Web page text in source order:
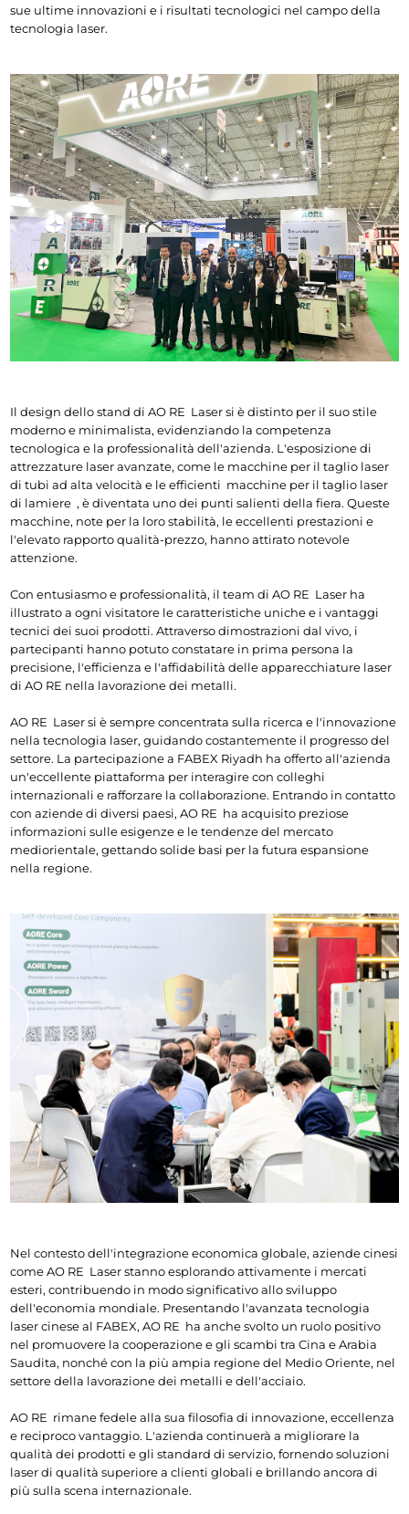
sue ultime innovazioni e i risultati tecnologici nel campo della
tecnologia laser.
Il design dello stand di AO RE Laser si è distinto per il suo stile
moderno e minimalista, evidenziando la competenza
tecnologica e la professionalità dell'azienda. L'esposizione di
attrezzature laser avanzate, come le macchine per il taglio laser
di lamiere , è diventata uno dei punti salienti della fiera. Queste
macchine, note per la loro stabilità, le eccellenti prestazioni e
l'elevato rapporto qualità-prezzo, hanno attirato notevole
attenzione.
Con entusiasmo e professionalità, il team di AO RE Laser ha
illustrato a ogni visitatore le caratteristiche uniche e i vantaggi
tecnici dei suoi prodotti. Attraverso dimostrazioni dal vivo, i
partecipanti hanno potuto constatare in prima persona la
precisione, l'efficienza e l'affidabilità delle apparecchiature laser
di AO RE nella lavorazione dei metalli.
AO RE Laser si è sempre concentrata sulla ricerca e l'innovazione
nella tecnologia laser, guidando costantemente il progresso del
settore. La partecipazione a FABEX Riyadh ha offerto all'azienda
un'eccellente piattaforma per interagire con colleghi
internazionali e rafforzare la collaborazione. Entrando in contatto
con aziende di diversi paesi, AO RE ha acquisito preziose
informazioni sulle esigenze e le tendenze del mercato
mediorientale, gettando solide basi per la futura espansione
nella regione.
Nel contesto dell'integrazione economica globale, aziende cinesi
come AO RE Laser stanno esplorando attivamente i mercati
esteri, contribuendo in modo significativo allo sviluppo
dell'economia mondiale. Presentando l'avanzata tecnologia
laser cinese al FABEX, AO RE ha anche svolto un ruolo positivo
nel promuovere la cooperazione e gli scambi tra Cina e Arabia
Saudita, nonché con la più ampia regione del Medio Oriente, nel
settore della lavorazione dei metalli e dell'acciaio.
AO RE rimane fedele alla sua filosofia di innovazione, eccellenza
e reciproco vantaggio. L'azienda continuerà a migliorare la
qualità dei prodotti e gli standard di servizio, fornendo soluzioni
laser di qualità superiore a clienti globali e brillando ancora di
più sulla scena internazionale.